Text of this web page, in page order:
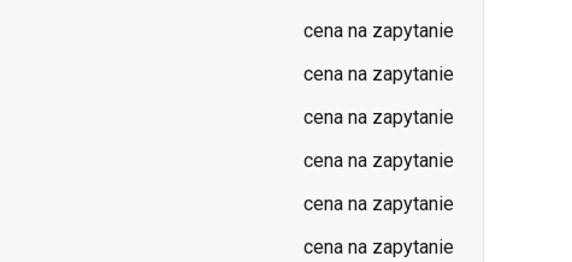
cena na zapytanie
cena na zapytanie
cena na zapytanie
cena na zapytanie
cena na zapytanie
cena na zapytanie